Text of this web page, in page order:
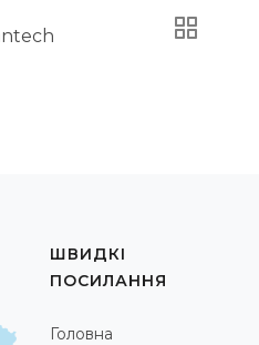
ШВИДКІ
ПОСИЛАННЯ
Головна